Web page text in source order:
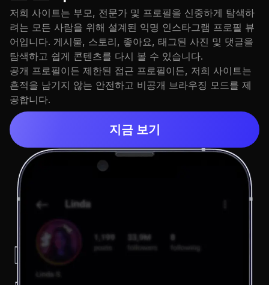
저희 사이트는 부모, 전문가 및 프로필을 신중하게 탐색하
려는 모든 사람을 위해 설계된 익명 인스타그램 프로필 뷰
어입니다. 게시물, 스토리, 좋아요, 태그된 사진 및 댓글을
탐색하고 쉽게 콘텐츠를 다시 볼 수 있습니다.
공개 프로필이든 제한된 접근 프로필이든, 저희 사이트는
흔적을 남기지 않는 안전하고 비공개 브라우징 모드를 제
공합니다.
지금 보기